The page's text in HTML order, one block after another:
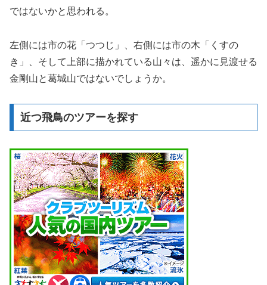
ではないかと思われる。
左側には市の花「つつじ」、右側には市の木「くすの
き」、そして上部に描かれている山々は、遥かに見渡せる
金剛山と葛城山ではないでしょうか。
近つ飛鳥のツアーを探す